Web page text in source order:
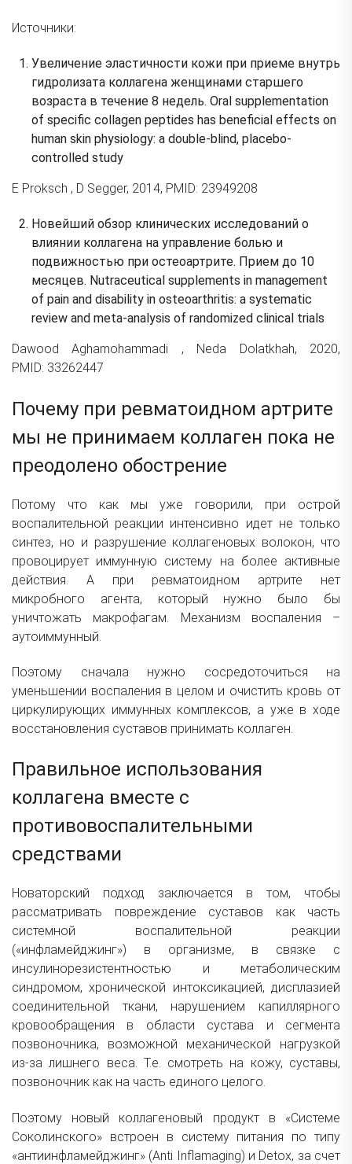
Источники:
Увеличение эластичности кожи при приеме внутрь
гидролизата коллагена женщинами старшего
возраста в течение 8 недель. Oral supplementation
of specific collagen peptides has beneficial effects on
human skin physiology: a double-blind, placebo-
controlled study
E Proksch , D Segger, 2014, PMID: 23949208
Новейший обзор клинических исследований о
влиянии коллагена на управление болью и
подвижностью при остеоартрите. Прием до 10
месяцев. Nutraceutical supplements in management
of pain and disability in osteoarthritis: a systematic
review and meta-analysis of randomized clinical trials
Dawood Aghamohammadi , Neda Dolatkhah, 2020,
PMID: 33262447
Почему при ревматоидном артрите
мы не принимаем коллаген пока не
преодолено обострение
Потому что как мы уже говорили, при острой
воспалительной реакции интенсивно идет не только
синтез, но и разрушение коллагеновых волокон, что
провоцирует иммунную систему на более активные
действия. А при ревматоидном артрите нет
микробного агента, который нужно было бы
уничтожать макрофагам. Механизм воспаления –
аутоиммунный.
Поэтому сначала нужно сосредоточиться на
уменьшении воспаления в целом и очистить кровь от
циркулирующих иммунных комплексов, а уже в ходе
восстановления суставов принимать коллаген.
Правильное использования
коллагена вместе с
противовоспалительными
средствами
Новаторский подход заключается в том, чтобы
рассматривать повреждение суставов как часть
системной воспалительной реакции
(«инфламейджинг») в организме, в связке с
инсулинорезистентностью и метаболическим
синдромом, хронической интоксикацией, дисплазией
соединительной ткани, нарушением капиллярного
кровообращения в области сустава и сегмента
позвоночника, возможной механической нагрузкой
из-за лишнего веса. Т.е. смотреть на кожу, суставы,
позвоночник как на часть единого целого.
Поэтому новый коллагеновый продукт в «Системе
Соколинского» встроен в систему питания по типу
«антиинфламейджинг» (Anti Inflamaging) и Detox, за счет